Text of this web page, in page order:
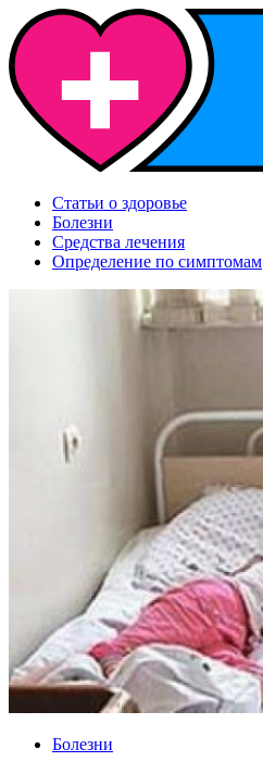
Статьи о здоровье
Болезни
Средства лечения
Определение по симптомам
Болезни